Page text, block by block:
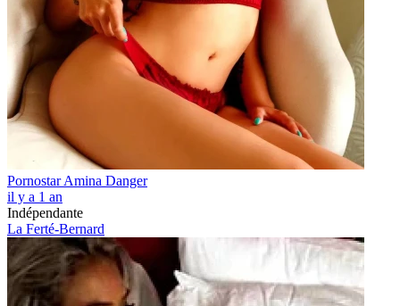
Pornostar Amina Danger
il y a 1 an
Indépendante
La Ferté-Bernard